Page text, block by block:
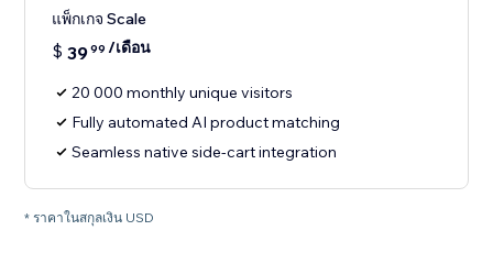
แพ็กเกจ Scale
$ 3999 /เดือน
20 000 monthly unique visitors
Fully automated AI product matching
Seamless native side-cart integration
* ราคาในสกุลเงิน USD